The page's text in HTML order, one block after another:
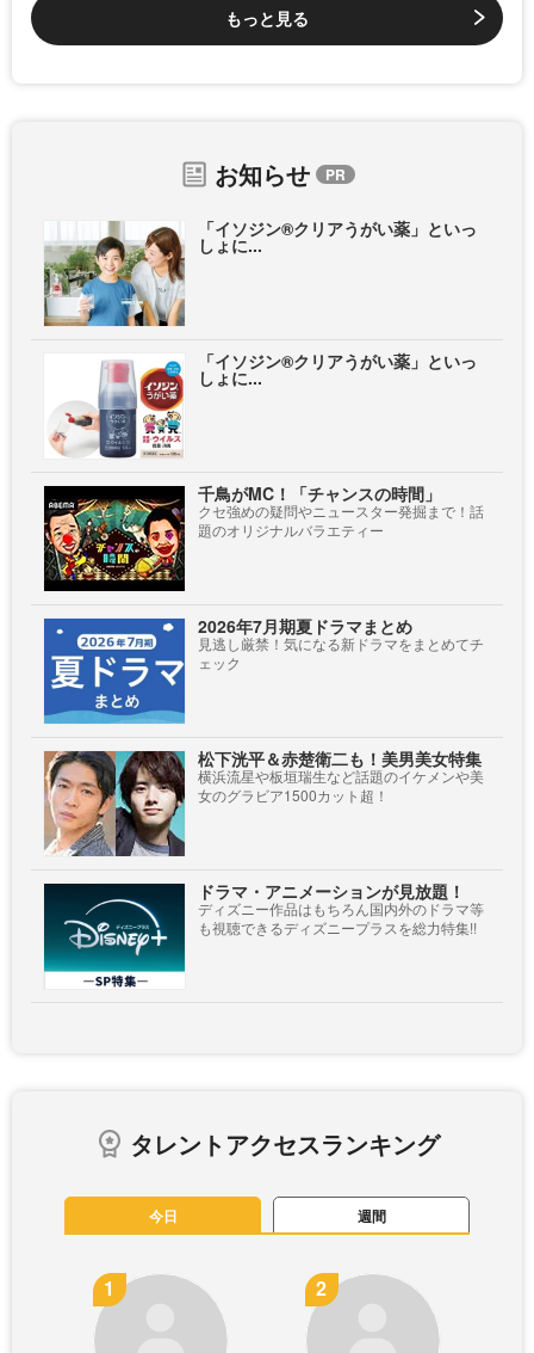
もっと見る
お知らせ
「イソジン®クリアうがい薬」といっ
しょに...
「イソジン®クリアうがい薬」といっ
しょに...
千鳥がMC！「チャンスの時間」
クセ強めの疑問やニュースター発掘まで！話
題のオリジナルバラエティー
2026年7月期夏ドラマまとめ
見逃し厳禁！気になる新ドラマをまとめてチ
ェック
松下洸平＆赤楚衛二も！美男美女特集
横浜流星や板垣瑞生など話題のイケメンや美
女のグラビア1500カット超！
ドラマ・アニメーションが見放題！
ディズニー作品はもちろん国内外のドラマ等
も視聴できるディズニープラスを総力特集!!
タレントアクセスランキング
今日 週間